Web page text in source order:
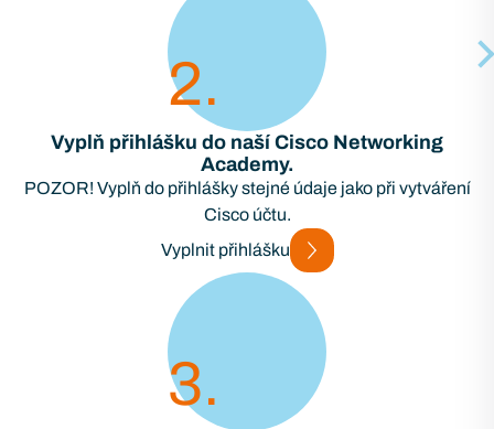
2
Vyplň přihlášku do naší Cisco Networking
Academy.
POZOR! Vyplň do přihlášky stejné údaje jako při vytváření
Cisco účtu.
Vyplnit přihlášku
3